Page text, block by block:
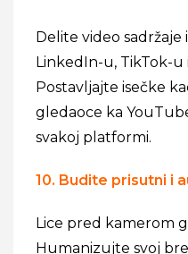
Delite video
LinkedIn-u, TikTok-u
Postavljajte isečke
gledaoce ka
svakoj platformi.
10. Budite prisutni i
Lice pred kamerom
Humanizujte svoj